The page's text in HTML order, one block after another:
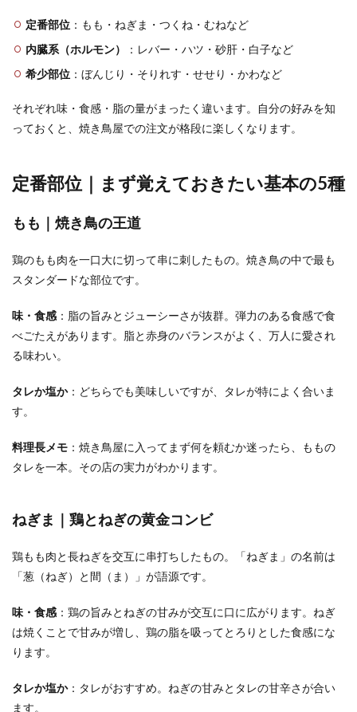
定番部位 ：もも・ねぎま・つくね・むねなど
内臓系（ホルモン）
：レバー・ハツ・砂肝・白子など
希少部位 ：ぼんじり・そりれす・せせり・かわなど
それぞれ味・食感・脂の量がまったく違います。自分の好みを知
っておくと、焼き鳥屋での注文が格段に楽しくなります。
定番部位｜まず覚えておきたい基本の5種
もも｜焼き鳥の王道
鶏のもも肉を一口大に切って串に刺したもの。焼き鳥の中で最も
スタンダードな部位です。
味・食感 ：脂の旨みとジューシーさが抜群。弾力のある食感で食
べごたえがあります。脂と赤身のバランスがよく、万人に愛され
る味わい。
タレか塩か：どちらでも美味しいですが、タレが特によく合いま
す。
料理長メモ ：焼き鳥屋に入ってまず何を頼むか迷ったら、ももの
タレを一本。その店の実力がわかります。
ねぎま｜鶏とねぎの黄金コンビ
鶏もも肉と長ねぎを交互に串打ちしたもの。「ねぎま」の名前は
「葱（ねぎ）と間（ま）」が語源です。
味・食感 ：鶏の旨みとねぎの甘みが交互に口に広がります。ねぎ
は焼くことで甘みが増し、鶏の脂を吸ってとろりとした食感にな
ります。
タレか塩か：タレがおすすめ。ねぎの甘みとタレの甘辛さが合い
ます。